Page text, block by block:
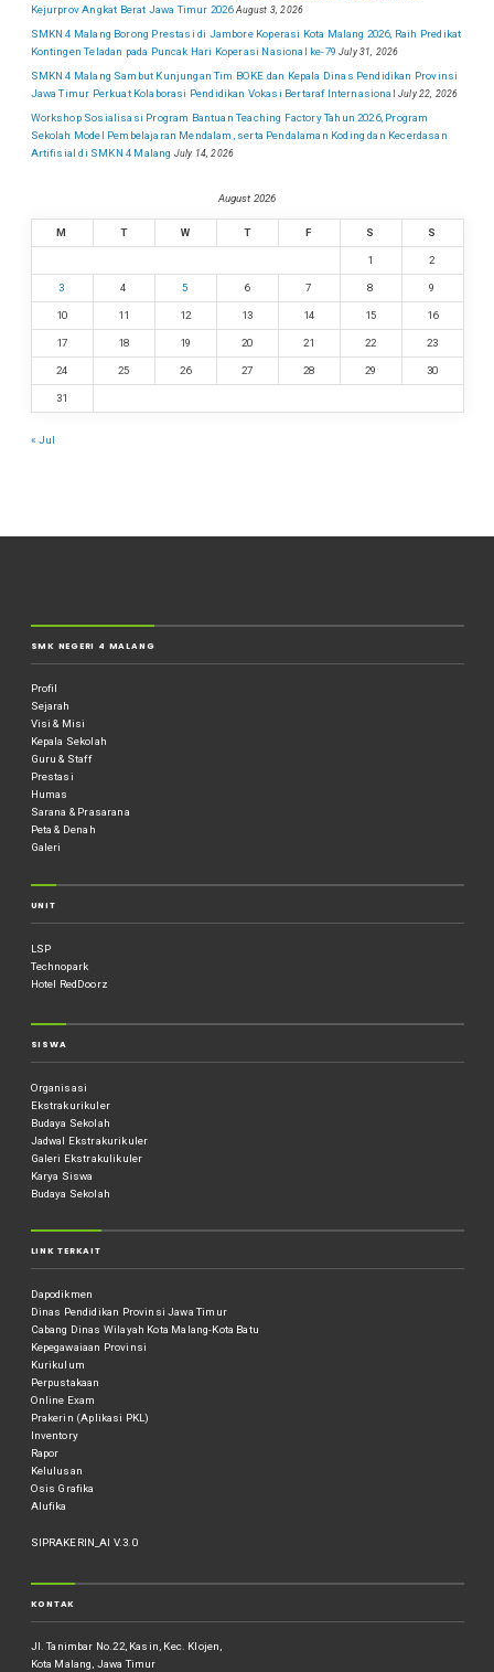
Kejurprov Angkat Berat Jawa Timur 2026 August 3, 2026
SMKN 4 Malang Borong Prestasi di Jambore Koperasi Kota Malang 2026, Raih Predikat
Kontingen Teladan pada Puncak Hari Koperasi Nasional ke-79 July 31, 2026
SMKN 4 Malang Sambut Kunjungan Tim BOKE dan Kepala Dinas Pendidikan Provinsi
Jawa Timur Perkuat Kolaborasi Pendidikan Vokasi Bertaraf Internasional July 22, 2026
Workshop Sosialisasi Program Bantuan Teaching Factory Tahun 2026, Program
Sekolah Model Pembelajaran Mendalam, serta Pendalaman Koding dan Kecerdasan
Artifisial di SMKN 4 Malang July 14, 2026
August 2026
M T W T F S S
1 2
3 4 5 6 7 8 9
10 11 12 13 14 15 16
17 18 19 20 21 22 23
24 25 26 27 28 29 30
31
« Jul
SMK NEGERI 4 MALANG
Profil
Sejarah
Visi & Misi
Kepala Sekolah
Guru & Staff
Prestasi
Humas
Sarana & Prasarana
Peta & Denah
Galeri
UNIT
LSP
Technopark
Hotel RedDoorz
SISWA
Organisasi
Ekstrakurikuler
Budaya Sekolah
Jadwal Ekstrakurikuler
Galeri Ekstrakulikuler
Karya Siswa
Budaya Sekolah
LINK TERKAIT
Dapodikmen
Dinas Pendidikan Provinsi Jawa Timur
Cabang Dinas Wilayah Kota Malang-Kota Batu
Kepegawaiaan Provinsi
Kurikulum
Perpustakaan
Online Exam
Prakerin (Aplikasi PKL)
Inventory
Rapor
Kelulusan
Osis Grafika
Alufika
SIPRAKERIN_AI V.3.0
KONTAK
Jl. Tanimbar No.22, Kasin, Kec. Klojen,
Kota Malang, Jawa Timur